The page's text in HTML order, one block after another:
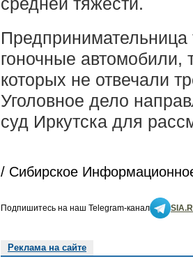
гоночные автомобили,
которых не отвечали
Уголовное дело
суд Иркутска для
/ Сибирское
Подпишитесь на наш Telegram-канал
Реклама на сайте